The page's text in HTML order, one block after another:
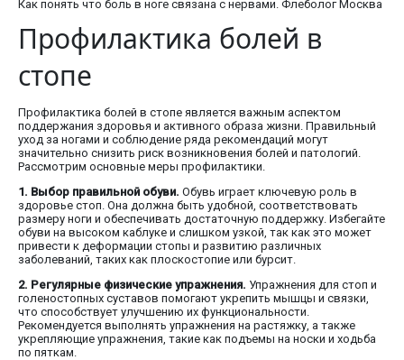
Как понять что боль в ноге связана с нервами. Флеболог Москва
Профилактика болей в
стопе
Профилактика болей в стопе является важным аспектом
поддержания здоровья и активного образа жизни. Правильный
уход за ногами и соблюдение ряда рекомендаций могут
значительно снизить риск возникновения болей и патологий.
Рассмотрим основные меры профилактики.
1. Выбор правильной обуви. Обувь играет ключевую роль в
здоровье стоп. Она должна быть удобной, соответствовать
размеру ноги и обеспечивать достаточную поддержку. Избегайте
обуви на высоком каблуке и слишком узкой, так как это может
привести к деформации стопы и развитию различных
заболеваний, таких как плоскостопие или бурсит.
2. Регулярные физические упражнения. Упражнения для стоп и
голеностопных суставов помогают укрепить мышцы и связки,
что способствует улучшению их функциональности.
Рекомендуется выполнять упражнения на растяжку, а также
укрепляющие упражнения, такие как подъемы на носки и ходьба
по пяткам.